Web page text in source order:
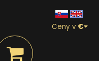
Ceny v €